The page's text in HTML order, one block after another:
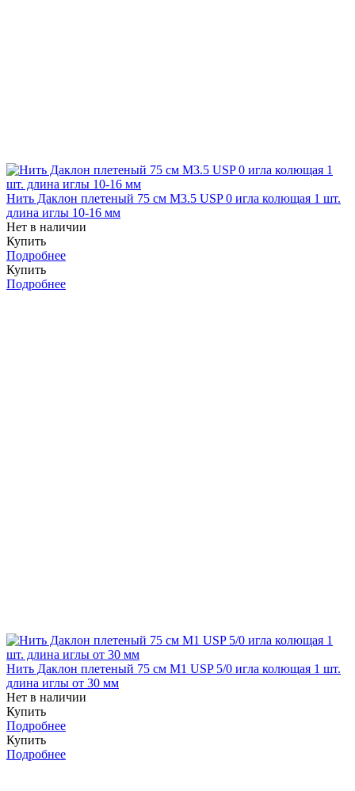
Нить Даклон плетеный 75 см М3.5 USP 0 игла колющая 1 шт.
длина иглы 10-16 мм
Нет в наличии
Купить
Подробнее
Купить
Подробнее
Нить Даклон плетеный 75 см М1 USP 5/0 игла колющая 1 шт.
длина иглы от 30 мм
Нет в наличии
Купить
Подробнее
Купить
Подробнее